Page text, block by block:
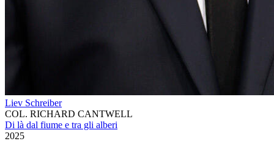
Liev Schreiber
COL. RICHARD CANTWELL
Di là dal fiume e tra gli alberi
2025